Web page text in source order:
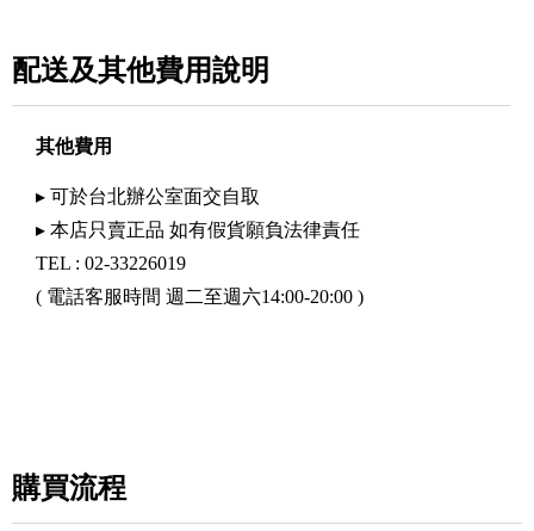
配送及其他費用說明
其他費用
▸ 可於台北辦公室面交自取
▸ 本店只賣正品 如有假貨願負法律責任
TEL : 02-33226019
( 電話客服時間 週二至週六14:00-20:00 )
購買流程